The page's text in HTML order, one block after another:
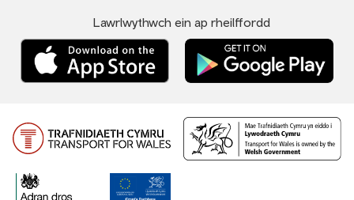
Lawrlwythwch ein ap rheilffordd